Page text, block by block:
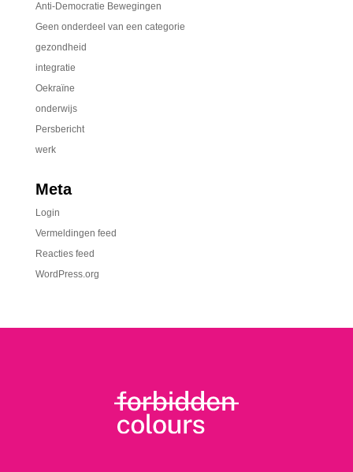
Anti-Democratie Bewegingen
Geen onderdeel van een categorie
gezondheid
integratie
Oekraïne
onderwijs
Persbericht
werk
Meta
Login
Vermeldingen feed
Reacties feed
WordPress.org